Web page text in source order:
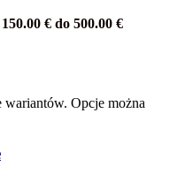
€ do 500.00 €
Opcje można